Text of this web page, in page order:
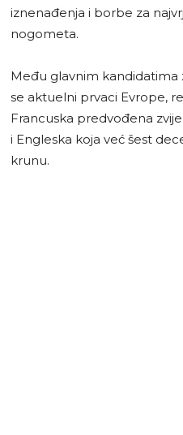
iznenađenja i borbe za
nogometa.
Među glavnim kandidatima
se aktuelni prvaci Evrope,
Francuska predvođena
i Engleska koja već šest
krunu.